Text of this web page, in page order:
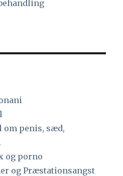
om penis, sæd,
og porno
og Præstationsangst